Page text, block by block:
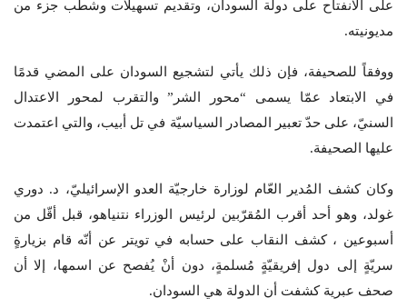
على الانفتاح على دولة السودان، وتقديم تسهيلات وشطب جزء من
مديونيته.
ووفقاً للصحيفة، فإن ذلك يأتي لتشجيع السودان على المضي قدمًا
في الابتعاد عمّا يسمى “محور الشر” والتقرب لمحور الاعتدال
السنيّ، على حدّ تعبير المصادر السياسيّة في تل أبيب، والتي اعتمدت
عليها الصحيفة.
وكان كشف المُدير العّام لوزارة خارجيّة العدو الإسرائيليّ، د. دوري
غولد، وهو أحد أقرب المُقرّبين لرئيس الوزراء نتنياهو، قبل أقّل من
أسبوعين ، كشف النقاب على حسابه في تويتر عن أنّه قام بزيارةٍ
سريّةٍ إلى دول إفريقيّةٍ مُسلمةٍ، دون أنْ يُفصح عن اسمها، إلا أن
صحف عبرية كشفت أن الدولة هي السودان.